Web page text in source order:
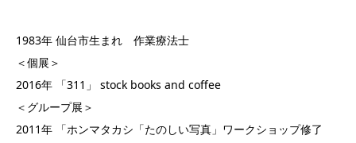
1983年 仙台市生まれ 作業療法士
＜個展＞
2016年 「311」 stock books and coffee
＜グループ展＞
2011年 「ホンマタカシ「たのしい写真」ワークショップ修了